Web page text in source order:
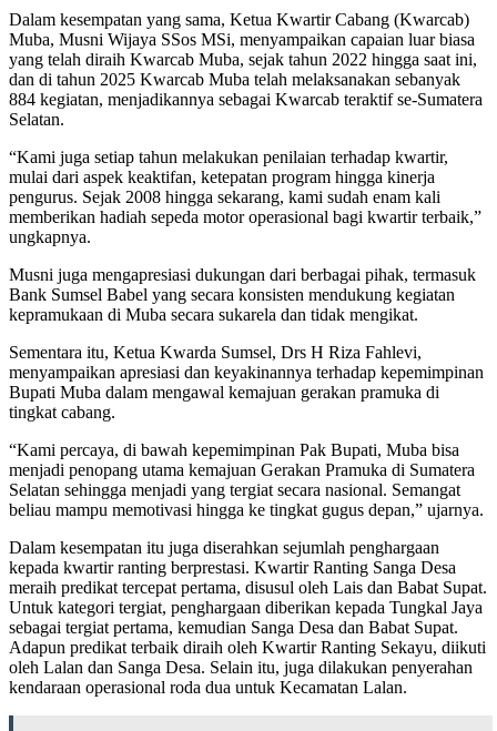
Dalam kesempatan yang sama, Ketua Kwartir Cabang (Kwarcab)
Muba, Musni Wijaya SSos MSi, menyampaikan capaian luar biasa
yang telah diraih Kwarcab Muba, sejak tahun 2022 hingga saat ini,
dan di tahun 2025 Kwarcab Muba telah melaksanakan sebanyak
884 kegiatan, menjadikannya sebagai Kwarcab teraktif se-Sumatera
Selatan.
“Kami juga setiap tahun melakukan penilaian terhadap kwartir,
mulai dari aspek keaktifan, ketepatan program hingga kinerja
pengurus. Sejak 2008 hingga sekarang, kami sudah enam kali
memberikan hadiah sepeda motor operasional bagi kwartir terbaik,”
ungkapnya.
Musni juga mengapresiasi dukungan dari berbagai pihak, termasuk
Bank Sumsel Babel yang secara konsisten mendukung kegiatan
kepramukaan di Muba secara sukarela dan tidak mengikat.
Sementara itu, Ketua Kwarda Sumsel, Drs H Riza Fahlevi,
menyampaikan apresiasi dan keyakinannya terhadap kepemimpinan
Bupati Muba dalam mengawal kemajuan gerakan pramuka di
tingkat cabang.
“Kami percaya, di bawah kepemimpinan Pak Bupati, Muba bisa
menjadi penopang utama kemajuan Gerakan Pramuka di Sumatera
Selatan sehingga menjadi yang tergiat secara nasional. Semangat
beliau mampu memotivasi hingga ke tingkat gugus depan,” ujarnya.
Dalam kesempatan itu juga diserahkan sejumlah penghargaan
kepada kwartir ranting berprestasi. Kwartir Ranting Sanga Desa
meraih predikat tercepat pertama, disusul oleh Lais dan Babat Supat.
Untuk kategori tergiat, penghargaan diberikan kepada Tungkal Jaya
sebagai tergiat pertama, kemudian Sanga Desa dan Babat Supat.
Adapun predikat terbaik diraih oleh Kwartir Ranting Sekayu, diikuti
oleh Lalan dan Sanga Desa. Selain itu, juga dilakukan penyerahan
kendaraan operasional roda dua untuk Kecamatan Lalan.